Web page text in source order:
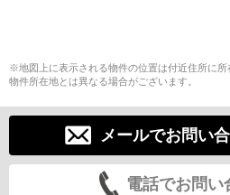
※地図上に表示される物件の位置は付近住所に
物件所在地とは異なる場合がございます。
メールでお問い
電話でお問い